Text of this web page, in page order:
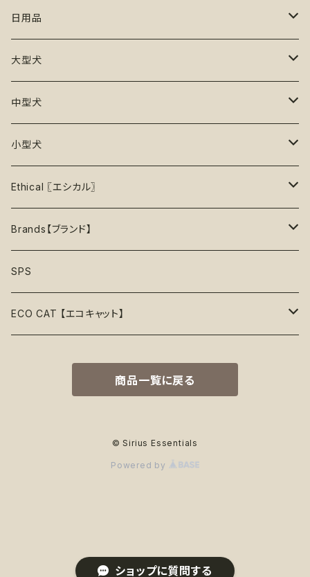
ショップに質問する
初級【★☆☆☆☆】やさしい
初級＋【★★☆☆☆】ふつう
香り付き
35%OFF
40%OFF
フードボウル
再入荷なし！
丈夫なおもちゃ
ぬいぐるみ
ボール
噛むおもちゃ
ロープトイ【紐】
フリスビー
音鳴るおもちゃ
音鳴らないおもちゃ
ペットボトル素材
リード
エチケット
ロンパース
T -シャツ
パーカー
タンクトップ
セーター
アクセサリー
リボン
バンダナ
スリーブレス・ノースリーブ
リード穴付き
フードボウル
早食い防止
おやつ入れ可能
知育【エンリッチメント】
リックマット
おやつ型
ウォーターボウル
日用品
Toothbrushes【歯ブラシ】
Poop Pickup【うんち処理】
Brushes【ブラシ】
大型犬
おもちゃ
お洋服
首輪
ハーネス
中型犬
おもちゃ
お洋服
首輪
ハーネス
小型犬
おもちゃ
お洋服
首輪
ハーネス
Ethical 〖エシカル〗
Sustainable〖サスティナブル〗
Organic〖オーガニック〗
Vegan〖ヴィーガン〗
Plastic Free〖プラスチックフリー〗
Brands【ブランド】
Alqo Wasi
Animals in Charge
Natural Rubber Toys【天然ゴムおもちゃ】
FouFou Brands
SPS
ECO CAT 【エコキャット】
ECO Clothes 【エコ服】
ECO Walk 【エコ散歩】
商品一覧に戻る
© Sirius Essentials
Powered by